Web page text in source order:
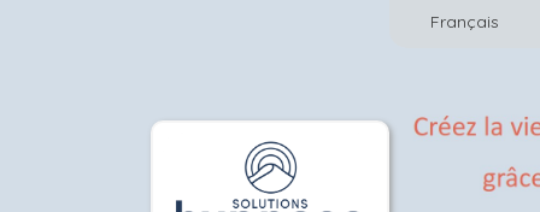
Français